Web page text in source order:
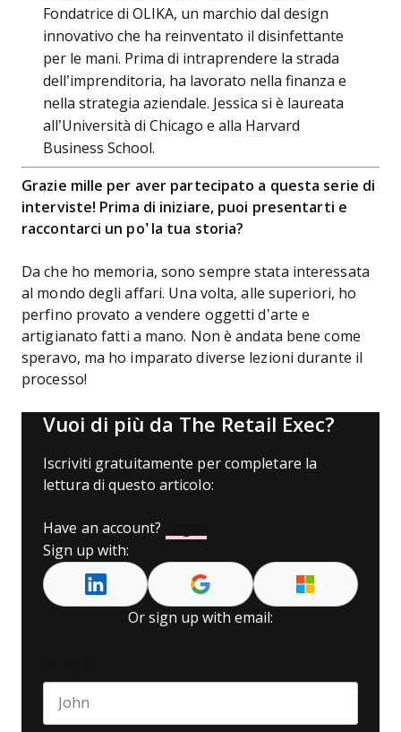
Fondatrice di OLIKA, un marchio dal design
innovativo che ha reinventato il disinfettante
per le mani. Prima di intraprendere la strada
dell’imprenditoria, ha lavorato nella finanza e
nella strategia aziendale. Jessica si è laureata
all’Università di Chicago e alla Harvard
Business School.
Grazie mille per aver partecipato a questa serie di
interviste! Prima di iniziare, puoi presentarti e
raccontarci un po’ la tua storia?
Da che ho memoria, sono sempre stata interessata
al mondo degli affari. Una volta, alle superiori, ho
perfino provato a vendere oggetti d’arte e
artigianato fatti a mano. Non è andata bene come
speravo, ma ho imparato diverse lezioni durante il
processo!
Vuoi di più da The Retail Exec?
Iscriviti gratuitamente per completare la
lettura di questo articolo:
Have an account?
Sign up with:
Or sign up with email: